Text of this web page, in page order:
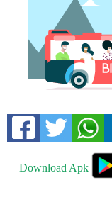
Download Apk